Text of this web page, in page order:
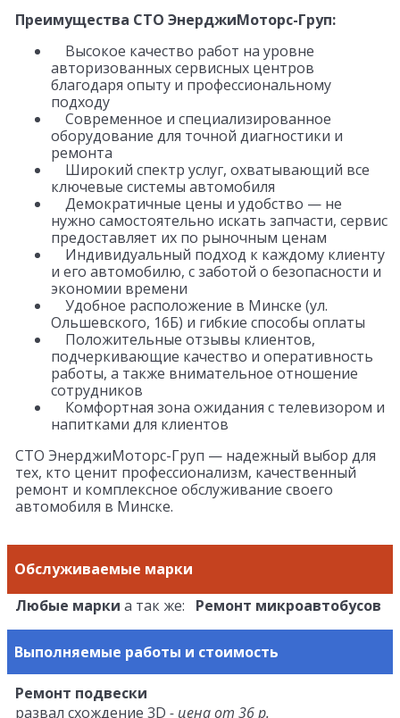
Преимущества СТО ЭнерджиМоторс-Груп:
Высокое качество работ на уровне
авторизованных сервисных центров
благодаря опыту и профессиональному
подходу
Современное и специализированное
оборудование для точной диагностики и
ремонта
Широкий спектр услуг, охватывающий все
ключевые системы автомобиля
Демократичные цены и удобство — не
нужно самостоятельно искать запчасти, сервис
предоставляет их по рыночным ценам
Индивидуальный подход к каждому клиенту
и его автомобилю, с заботой о безопасности и
экономии времени
Удобное расположение в Минске (ул.
Ольшевского, 16Б) и гибкие способы оплаты
Положительные отзывы клиентов,
подчеркивающие качество и оперативность
работы, а также внимательное отношение
сотрудников
Комфортная зона ожидания с телевизором и
напитками для клиентов
СТО ЭнерджиМоторс-Груп — надежный выбор для
тех, кто ценит профессионализм, качественный
ремонт и комплексное обслуживание своего
автомобиля в Минске.
Обслуживаемые марки
Любые марки а так же: Ремонт микроавтобусов
Выполняемые работы и стоимость
Ремонт подвески
развал схождение 3D - цена от 36 р.